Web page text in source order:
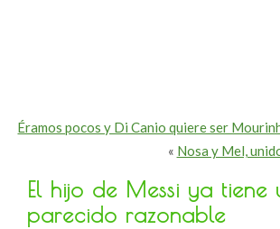
Éramos pocos y Di Canio quiere ser
« Nosa y Mel,
El hijo de Messi ya tiene
parecido razonable